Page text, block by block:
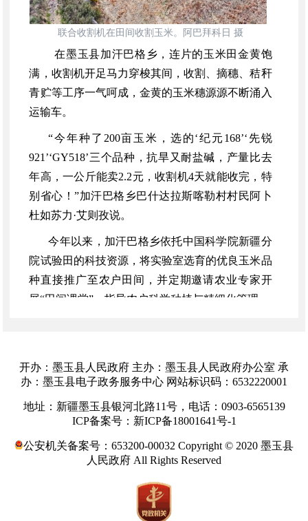
联合收割机在田间收割玉米。阿巴拜科日 摄
在墨玉县加汗巴格乡，连片的玉米田金黄饱
满，收割机开足马力穿梭其间，收割、摘穗、秸秆
青贮等工序一气呵成，金黄的玉米穗源源不断涌入
运输车。
“今年种了200亩玉米，选的‘纪元168’‘先锐
921’‘GY518’三个品种，抗旱又耐盐碱，产量比去
年高，一公斤能卖2.2元，收割机4天就能收完，特
别省心！”加汗巴格乡巴什达拉斯喀勒村村民阿卜
杜如苏力·艾则孜说。
今年以来，加汗巴格乡依托中国科学院新疆分
院试验田的科技资源，将实验室选育的优良玉米品
种直接推广至农户田间，并定期邀请农业专家开
展“田间课堂”，指导农户科学种植与精细化管理。
绍。
开办：墨玉县人民政府 主办：墨玉县人民政府办公室 承
办：墨玉县电子政务服务中心 网站标识码：6532220001
地址：新疆墨玉县银河北路11号，电话：0903-6565139
ICP备案号：新ICP备18001641号-1
公安机关备案号：653200-00032 Copyright © 2020 墨玉县
人民政府 All Rights Reserved